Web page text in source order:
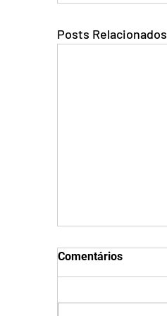
Posts Relacionados
Comentários